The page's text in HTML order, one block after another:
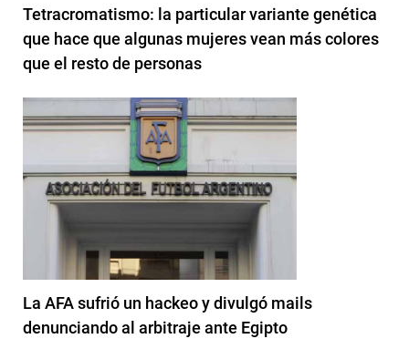
Tetracromatismo: la particular variante genética
que hace que algunas mujeres vean más colores
que el resto de personas
La AFA sufrió un hackeo y divulgó mails
denunciando al arbitraje ante Egipto